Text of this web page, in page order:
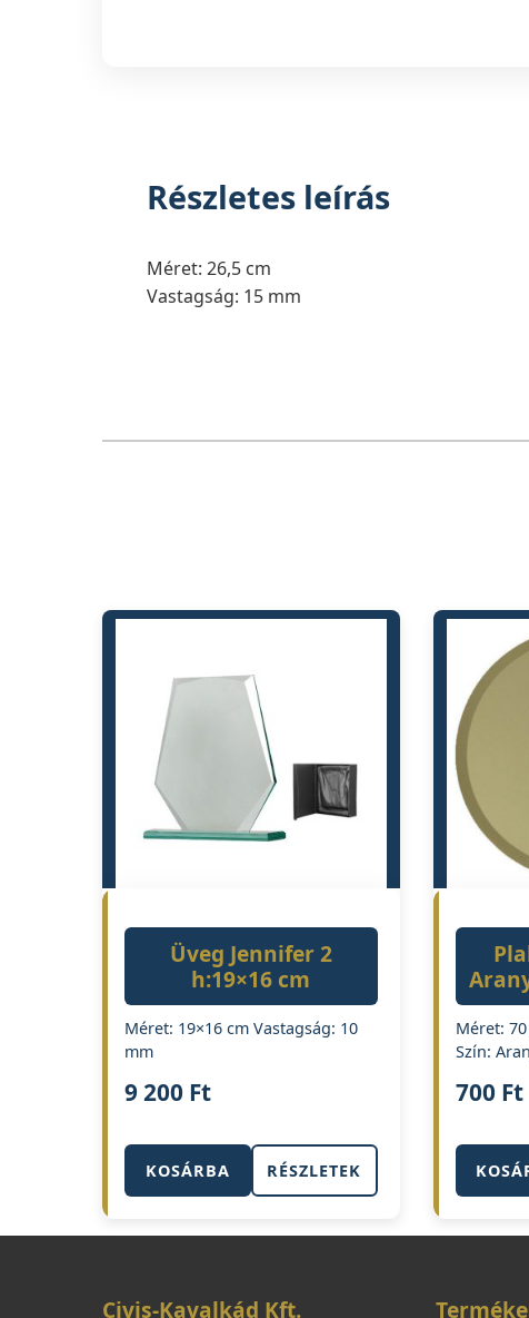
Részletes leírás
Méret: 26,5 cm
Vastagság: 15 mm
Üveg Jennifer 2
h:19×16 cm
Méret: 19×16 cm Vastagság: 10
mm
9 200 Ft
KOSÁRBA RÉSZLETEK
Méret:
Szín:
700 Ft
Civis-Kavalkád Kft.